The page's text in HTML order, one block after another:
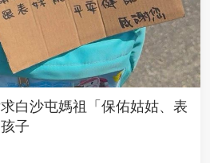
白沙屯媽祖「保佑姑姑、表
子